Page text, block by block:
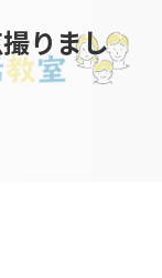
りまし